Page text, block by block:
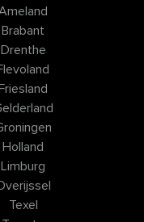
Brabant
Drenthe
Friesland
Holland
Limburg
Texel